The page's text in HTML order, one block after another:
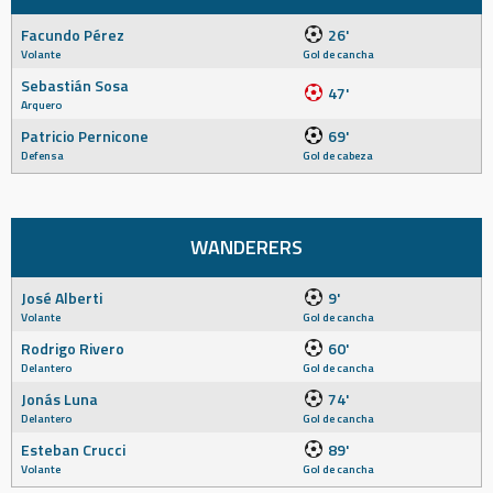
Facundo Pérez
Volante
26'
Gol de cancha
Sebastián Sosa
Arquero
47'
Patricio Pernicone
Defensa
69'
Gol de cabeza
WANDERERS
José Alberti
Volante
9'
Gol de cancha
Rodrigo Rivero
Delantero
60'
Gol de cancha
Jonás Luna
Delantero
74'
Gol de cancha
Esteban Crucci
Volante
89'
Gol de cancha